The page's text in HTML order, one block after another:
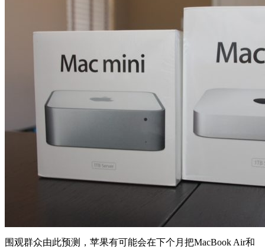
围观群众由此预测，苹果有可能会在下个月把MacBook Air和